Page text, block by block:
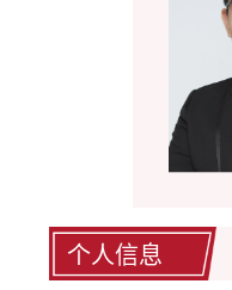
个人信息